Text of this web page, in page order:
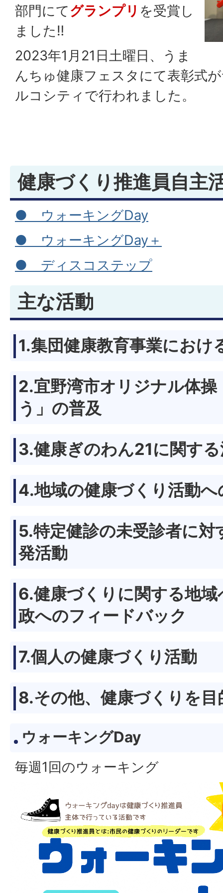
部門にてグランプリ を受賞し
ました‼
2023年1月21日土曜日、うま
んちゅ健康フェスタにて表彰式
ルコシティで行われました。
健康づくり推進員自主
● ウォーキングDay
● ウォーキングDay＋
● ディスコステップ
主な活動
1.集団健康教育事業におけ
2.宜野湾市オリジナル体
う」の普及
3.健康ぎのわん21に関す
4.地域の健康づくり活動へ
5.特定健診の未受診者に対
発活動
6.健康づくりに関する地
政へのフィードバック
7.個人の健康づくり活動
8.その他、健康づくりを
ウォーキングDay
毎週1回のウォーキング